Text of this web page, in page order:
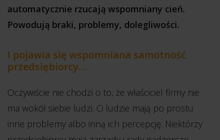
automatycznie rzucają wspomniany cień.
Powodują braki, problemy, dolegliwości.
I pojawia się wspomniana samotność
przedsiębiorcy…
Oczywiście nie chodzi o to, że właściciel firmy nie
ma wokół siebie ludzi. Ci ludzie mają po prostu
inne problemy albo inną ich percepcję. Niektórzy